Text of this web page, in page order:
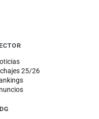
25/26